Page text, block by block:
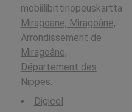
mobiilibittinopeuskartta
Miragoane, Miragoâne,
Arrondissement de
Miragoâne,
Département des
Nippes.
Digicel